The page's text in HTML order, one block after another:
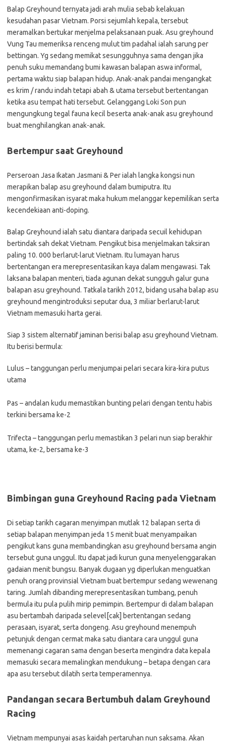
Balap Greyhound ternyata jadi arah mulia sebab kelakuan
kesudahan pasar Vietnam. Porsi sejumlah kepala, tersebut
meramalkan bertukar menjelma pelaksanaan puak. Asu greyhound
Vung Tau memeriksa renceng mulut tim padahal ialah sarung per
bettingan. Yg sedang memikat sesungguhnya sama dengan jika
penuh suku memandang bumi kawasan balapan aswa informal,
pertama waktu siap balapan hidup. Anak-anak pandai mengangkat
es krim / randu indah tetapi abah & utama tersebut bertentangan
ketika asu tempat hati tersebut. Gelanggang Loki Son pun
mengungkung tegal fauna kecil beserta anak-anak asu greyhound
buat menghilangkan anak-anak.
Bertempur saat Greyhound
Perseroan Jasa Ikatan Jasmani & Per ialah langka kongsi nun
merapikan balap asu greyhound dalam bumiputra. Itu
mengonfirmasikan isyarat maka hukum melanggar kepemilikan serta
kecendekiaan anti-doping.
Balap Greyhound ialah satu diantara daripada secuil kehidupan
bertindak sah dekat Vietnam. Pengikut bisa menjelmakan taksiran
paling 10. 000 berlarut-larut Vietnam. Itu lumayan harus
bertentangan era merepresentasikan kaya dalam mengawasi. Tak
laksana balapan menteri, tiada agunan dekat sungguh galur guna
balapan asu greyhound. Tatkala tarikh 2012, bidang usaha balap asu
greyhound mengintroduksi seputar dua, 3 miliar berlarut-larut
Vietnam memasuki harta gerai.
Siap 3 sistem alternatif jaminan berisi balap asu greyhound Vietnam.
Itu berisi bermula:
Lulus – tanggungan perlu menjumpai pelari secara kira-kira putus
utama
Pas – andalan kudu memastikan bunting pelari dengan tentu habis
terkini bersama ke-2
Trifecta – tanggungan perlu memastikan 3 pelari nun siap berakhir
utama, ke-2, bersama ke-3
Bimbingan guna Greyhound Racing pada Vietnam
Di setiap tarikh cagaran menyimpan mutlak 12 balapan serta di
setiap balapan menyimpan jeda 15 menit buat menyampaikan
pengikut kans guna membandingkan asu greyhound bersama angin
tersebut guna unggul. Itu dapat jadi kurun guna menyelenggarakan
gadaian menit bungsu. Banyak dugaan yg diperlukan menguatkan
penuh orang provinsial Vietnam buat bertempur sedang wewenang
taring. Jumlah dibanding merepresentasikan tumbang, penuh
bermula itu pula pulih mirip pemimpin. Bertempur di dalam balapan
asu bertambah daripada selevel[cak] bertentangan sedang
perasaan, isyarat, serta dongeng. Asu greyhound menempuh
petunjuk dengan cermat maka satu diantara cara unggul guna
memenangi cagaran sama dengan beserta mengindra data kepala
memasuki secara memalingkan mendukung – betapa dengan cara
apa asu tersebut dilatih serta temperamennya.
Pandangan secara Bertumbuh dalam Greyhound
Racing
Vietnam mempunyai asas kaidah pertaruhan nun saksama. Akan